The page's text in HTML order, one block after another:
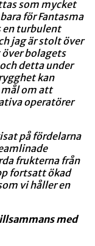
som mycket
för Fantasma
en turbulent
jag är stolt över
bolagets
detta under
kan
om att
operatörer
på fördelarna
frukterna från
fortsatt ökad
vi håller en
med